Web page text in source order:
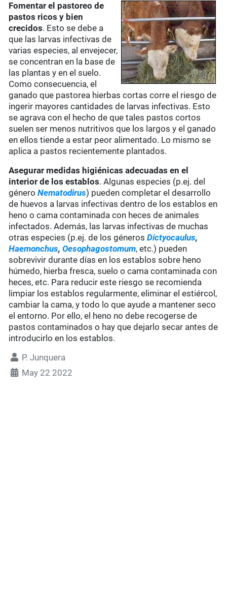
Fomentar el pastoreo de
pastos ricos y bien
crecidos. Esto se debe a
que las larvas infectivas de
varias especies, al envejecer,
se concentran en la base de
las plantas y en el suelo.
Como consecuencia, el
ganado que pastorea hierbas cortas corre el riesgo de
ingerir mayores cantidades de larvas infectivas. Esto
se agrava con el hecho de que tales pastos cortos
suelen ser menos nutritivos que los largos y el ganado
en ellos tiende a estar peor alimentado. Lo mismo se
aplica a pastos recientemente plantados.
Asegurar medidas higiénicas adecuadas en el
interior de los establos. Algunas especies (p.ej. del
géneroNematodirus) pueden completar el desarrollo
de huevos a larvas infectivas dentro de los establos en
heno o cama contaminada con heces de animales
infectados. Además, las larvas infectivas de muchas
otras especies (p.ej. de los génerosDictyocaulus,
Haemonchus,Oesophagostomum, etc.) pueden
sobrevivir durante días en los establos sobre heno
húmedo, hierba fresca, suelo o cama contaminada con
heces, etc. Para reducir este riesgo se recomienda
limpiar los establos regularmente, eliminar el estiércol,
cambiar la cama, y todo lo que ayude a mantener seco
el entorno. Por ello, el heno no debe recogerse de
pastos contaminados o hay que dejarlo secar antes de
introducirlo en los establos.
P. Junquera
May 22 2022